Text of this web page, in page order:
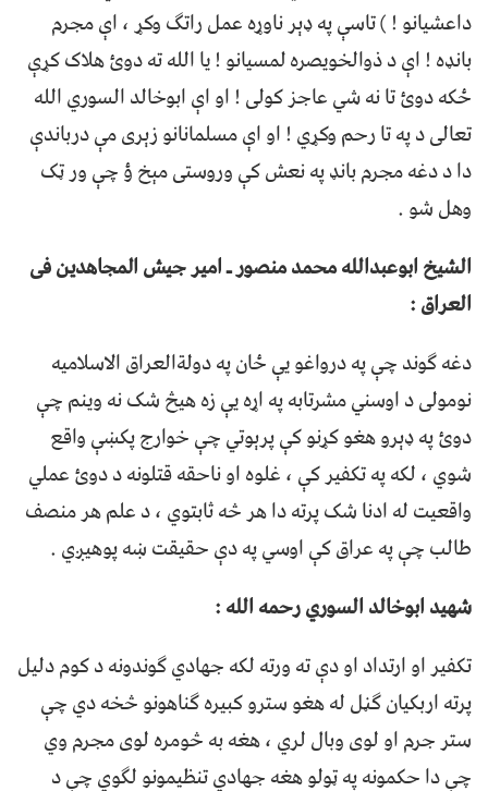
داعشیانو ! ) تاسې په ډېر ناوړه عمل راتګ وکړ ، اې مجرم
بانډه ! اې د ذوالخویصره لمسیانو ! یا الله ته دوئ هلاک کړې
ځکه دوئ تا نه شي عاجز کولی ! او اې ابوخالد السوري الله
تعالی د په تا رحم وکړي ! او اې مسلمانانو زېری مې درباندې
دا د دغه مجرم بانډ په نعش کې وروستی مېخ ؤ چې ور ټک
وهل شو .
الشیخ ابوعبدالله محمد منصور ـ امیر جیش المجاهدین فی
العراق :
دغه ګوند چې په درواغو یې ځان په دولةالعراق الاسلامیه
نومولی د اوسني مشرتابه په اړه یې زه هیڅ شک نه وینم چې
دوئ په ډېرو هغو کړنو کې پرېوتي چې خوارج پکښې واقع
شوي ، لکه په تکفیر کې ، غلوه او ناحقه قتلونه د دوئ عملي
واقعیت له ادنا شک پرته دا هر څه ثابتوي ، د علم هر منصف
طالب چې په عراق کې اوسي په دې حقیقت ښه پوهیږي .
شهید ابوخالد السوري رحمه الله :
تکفیر او ارتداد او دې ته ورته لکه جهادي ګوندونه د کوم دلیل
پرته اربکیان ګڼل له هغو سترو کبیره ګناهونو څخه دي چې
ستر جرم او لوی وبال لري ، هغه به څومره لوی مجرم وي
چې دا حکمونه په ټولو هغه جهادي تنظیمونو لګوي چې د